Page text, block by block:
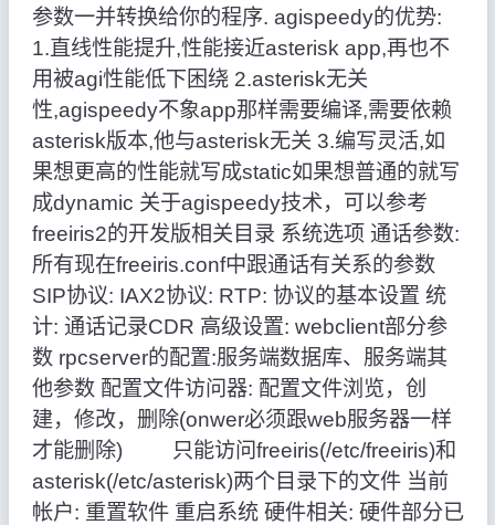
参数一并转换给你的程序. agispeedy的优势:
1.直线性能提升,性能接近asterisk app,再也不
用被agi性能低下困绕 2.asterisk无关
性,agispeedy不象app那样需要编译,需要依赖
asterisk版本,他与asterisk无关 3.编写灵活,如
果想更高的性能就写成static如果想普通的就写
成dynamic 关于agispeedy技术，可以参考
freeiris2的开发版相关目录 系统选项 通话参数:
所有现在freeiris.conf中跟通话有关系的参数
SIP协议: IAX2协议: RTP: 协议的基本设置 统
计: 通话记录CDR 高级设置: webclient部分参
数 rpcserver的配置:服务端数据库、服务端其
他参数 配置文件访问器: 配置文件浏览，创
建，修改，删除(onwer必须跟web服务器一样
才能删除) 只能访问freeiris(/etc/freeiris)和
asterisk(/etc/asterisk)两个目录下的文件 当前
帐户: 重置软件 重启系统 硬件相关: 硬件部分已